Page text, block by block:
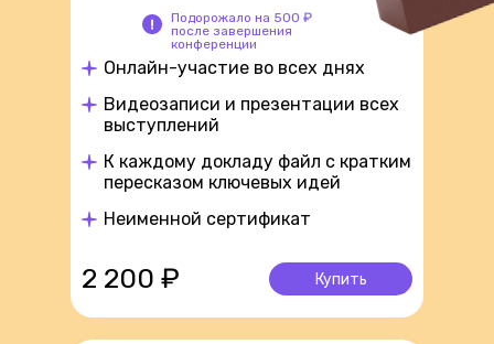
Подорожало на 500 ₽
после завершения
конференции
Онлайн-участие во всех днях
Видеозаписи и презентации всех
выступлений
К каждому докладу файл с кратким
пересказом ключевых идей
Неименной сертификат
Купить
2 200 ₽